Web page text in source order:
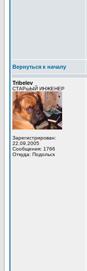
Вернуться к началу
Tribelev
СТАРшЫЙ ИНЖЕНЕР
Зарегистрирован:
22.09.2005
Сообщения: 1766
Откуда: Подольск